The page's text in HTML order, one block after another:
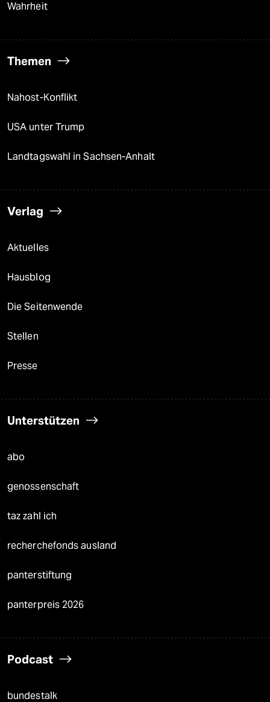
Wahrheit
Themen
Nahost-Konflikt
USA unter Trump
Landtagswahl in Sachsen-Anhalt
Verlag
Aktuelles
Hausblog
Die Seitenwende
Stellen
Presse
Unterstützen
abo
genossenschaft
taz zahl ich
recherchefonds ausland
panterstiftung
panterpreis 2026
Podcast
bundestalk